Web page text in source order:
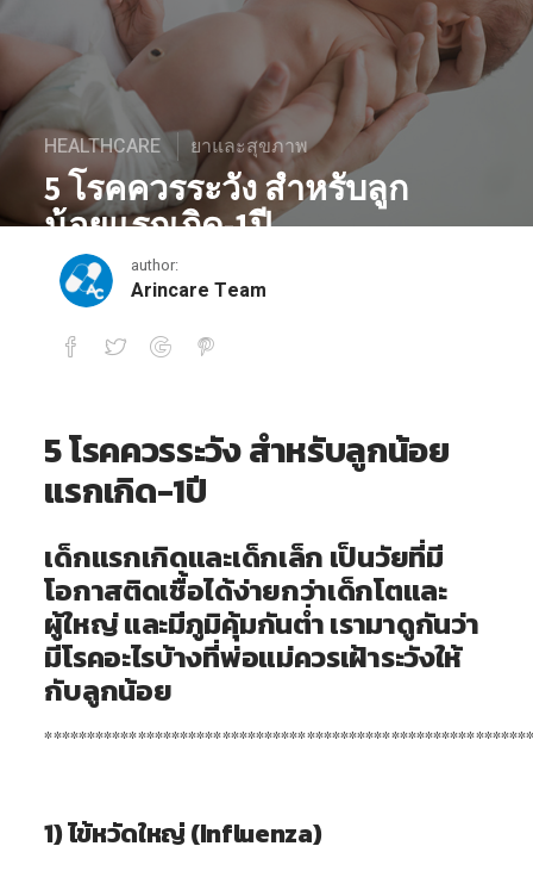
HEALTHCARE ยาและสุขภาพ
5 โรคควรระวัง สำหรับลูก
น้อยแรกเกิด-1ปี
March 9, 2021author:
Arincare Team
5 โรคควรระวัง สำหรับลูกน้อยแรกเกิด-1ปี
5 โรคควรระวัง สำหรับลูกน้อย
แรกเกิด-1ปี
เด็กแรกเกิดและเด็กเล็ก เป็นวัยที่มี
โอกาสติดเชื้อได้ง่ายกว่าเด็กโตและ
ผู้ใหญ่ และมีภูมิคุ้มกันต่ำ เรามาดูกันว่า
มีโรคอะไรบ้างที่พ่อแม่ควรเฝ้าระวังให้
กับลูกน้อย
1) ไข้หวัดใหญ่ (Influenza)